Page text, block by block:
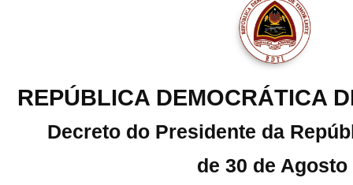
REPÚBLICA DEMOCRÁTICA
Decreto do Presidente da
de 30 de Agosto